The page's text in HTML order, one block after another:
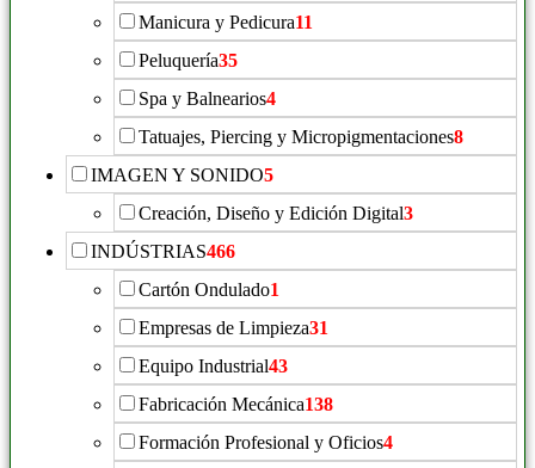
Manicura y Pedicura11
Peluquería35
Spa y Balnearios4
Tatuajes, Piercing y Micropigmentaciones8
IMAGEN Y SONIDO5
Creación, Diseño y Edición Digital3
INDÚSTRIAS466
Cartón Ondulado1
Empresas de Limpieza31
Equipo Industrial43
Fabricación Mecánica138
Formación Profesional y Oficios4